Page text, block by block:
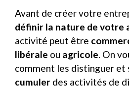
Avant de créer votre
définir la nature de votre
activité peut être
libérale ou agricole. On
comment les distinguer et
cumuler des activités de